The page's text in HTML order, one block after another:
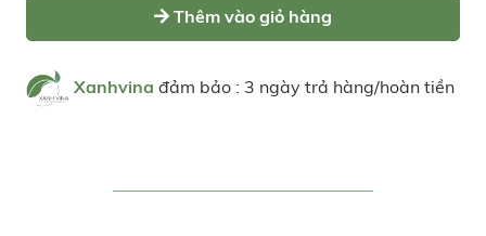
Thêm vào giỏ hàng
Xanhvina đảm bảo : 3 ngày trả hàng/hoàn tiền